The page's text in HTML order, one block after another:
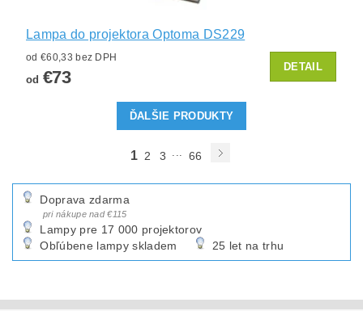
Lampa do projektora Optoma DS229
od €60,33 bez DPH
od €73
DETAIL
ĎALŠIE PRODUKTY
1 2 3 66
Doprava zdarma
pri nákupe nad €115
Lampy pre 17 000 projektorov
Obľúbene lampy skladem
25 let na trhu